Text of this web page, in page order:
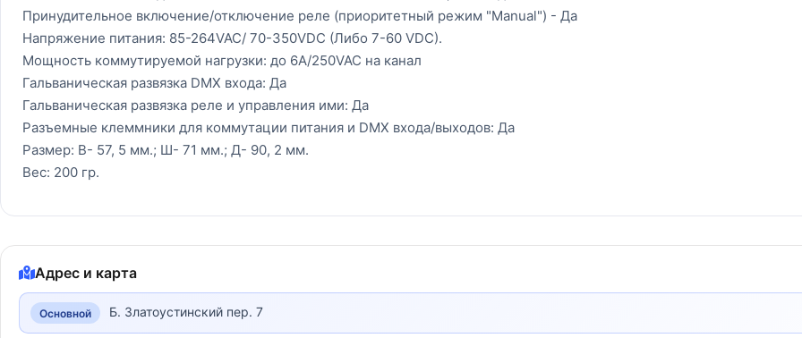
Принудительное включение/отключение реле (приоритетный режим "Manual") - Да
Напряжение питания: 85-264VAC/ 70-350VDC (Либо 7-60 VDC).
Мощность коммутируемой нагрузки: до 6А/250VAC на канал
Гальваническая развязка DMX входа: Да
Гальваническая развязка реле и управления ими: Да
Разъемные клеммники для коммутации питания и DMX входа/выходов: Да
Размер: В- 57, 5 мм.; Ш- 71 мм.; Д- 90, 2 мм.
Вес: 200 гр.
Адрес и карта
Основной Б. Златоустинский пер. 7